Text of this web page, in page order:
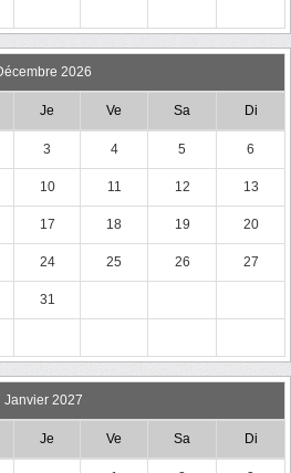
2026
Je Ve Sa Di
3 4 5 6
10 11 12 13
17 18 19 20
24 25 26 27
31
Janvier 2027
Je Ve Sa Di